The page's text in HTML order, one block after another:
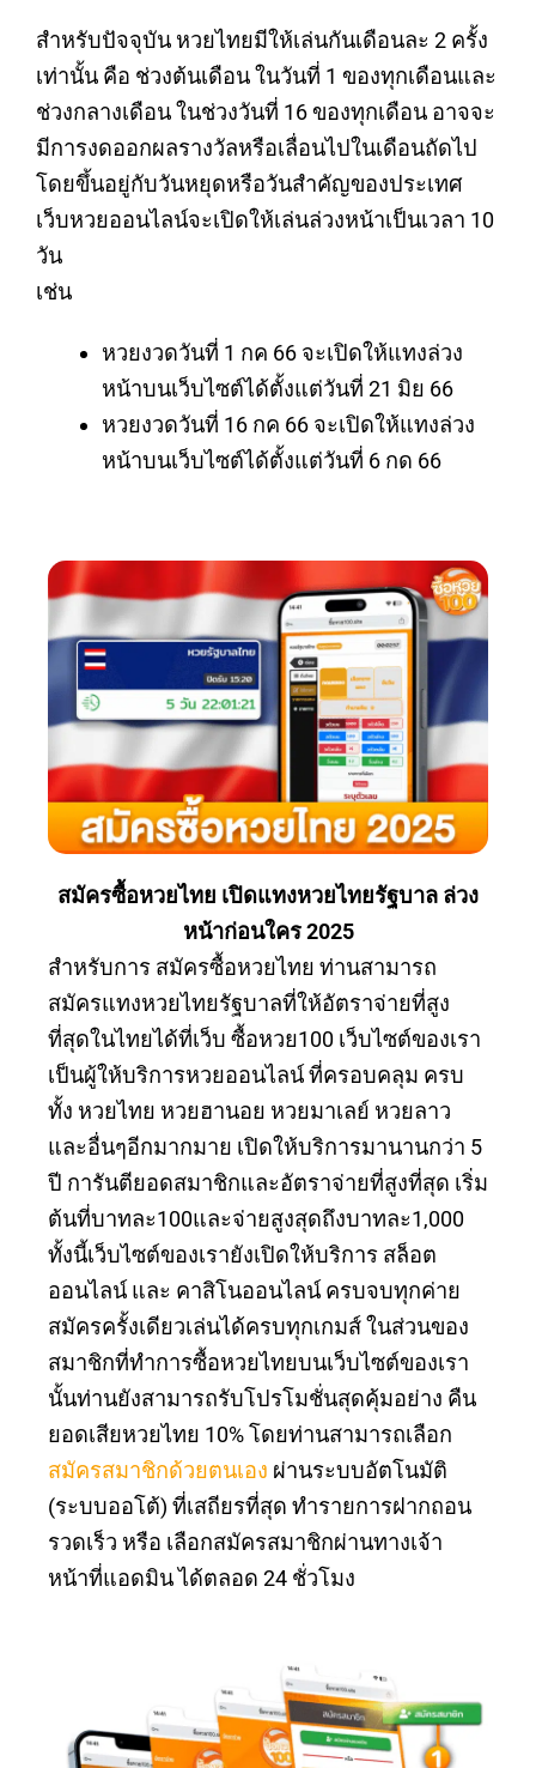
สำหรับปัจจุบัน หวยไทยมีให้เล่นกันเดือนละ 2 ครั้ง
เท่านั้น คือ ช่วงต้นเดือน ในวันที่ 1 ของทุกเดือนและ
ช่วงกลางเดือน ในช่วงวันที่ 16 ของทุกเดือน อาจจะ
มีการงดออกผลรางวัลหรือเลื่อนไปในเดือนถัดไป
โดยขึ้นอยู่กับวันหยุดหรือวันสำคัญของประเทศ
เว็บหวยออนไลน์จะเปิดให้เล่นล่วงหน้าเป็นเวลา 10
วัน
เช่น
หวยงวดวันที่ 1 กค 66 จะเปิดให้แทงล่วง
หน้าบนเว็บไซต์ได้ตั้งแต่วันที่ 21 มิย 66
หวยงวดวันที่ 16 กค 66 จะเปิดให้แทงล่วง
หน้าบนเว็บไซต์ได้ตั้งแต่วันที่ 6 กด 66
สมัครซื้อหวยไทย เปิดแทงหวยไทยรัฐบาล ล่วง
หน้าก่อนใคร 2025
สำหรับการ สมัครซื้อหวยไทย ท่านสามารถ
สมัครแทงหวยไทยรัฐบาลที่ให้อัตราจ่ายที่สูง
ที่สุดในไทยได้ที่เว็บ ซื้อหวย100 เว็บไซต์ของเรา
เป็นผู้ให้บริการหวยออนไลน์ ที่ครอบคลุม ครบ
ทั้ง หวยไทย หวยฮานอย หวยมาเลย์ หวยลาว
และอื่นๆอีกมากมาย เปิดให้บริการมานานกว่า 5
ปี การันตียอดสมาชิกและอัตราจ่ายที่สูงที่สุด เริ่ม
ต้นที่บาทละ100และจ่ายสูงสุดถึงบาทละ1,000
ทั้งนี้เว็บไซต์ของเรายังเปิดให้บริการ สล็อต
ออนไลน์ และ คาสิโนออนไลน์ ครบจบทุกค่าย
สมัครครั้งเดียวเล่นได้ครบทุกเกมส์ ในส่วนของ
สมาชิกที่ทำการซื้อหวยไทยบนเว็บไซต์ของเรา
นั้นท่านยังสามารถรับโปรโมชั่นสุดคุ้มอย่าง คืน
ยอดเสียหวยไทย 10% โดยท่านสามารถเลือก
สมัครสมาชิกด้วยตนเอง ผ่านระบบอัตโนมัติ
(ระบบออโต้) ที่เสถียรที่สุด ทำรายการฝากถอน
รวดเร็ว หรือ เลือกสมัครสมาชิกผ่านทางเจ้า
หน้าที่แอดมิน ได้ตลอด 24 ชั่วโมง